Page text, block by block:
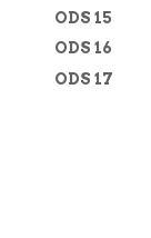
ODS 15
ODS 16
ODS 17